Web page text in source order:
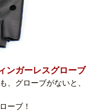
ンガーレスグローブ
、グローブがないと、
ーブ！